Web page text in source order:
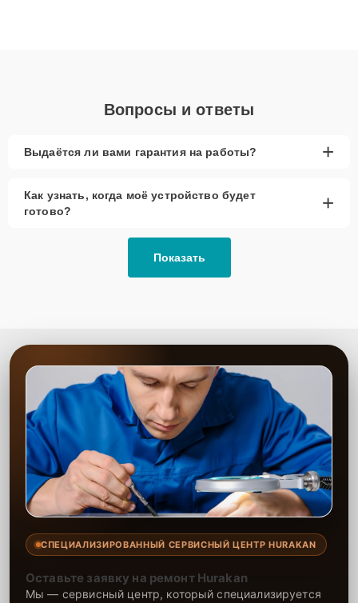
Вопросы и ответы
Выдаётся ли вами гарантия на работы? +
Как узнать, когда моё устройство будет
готово?
+
Показать
СПЕЦИАЛИЗИРОВАННЫЙ СЕРВИСНЫЙ ЦЕНТР HURAKAN
Оставьте заявку на ремонт Hurakan
Мы — сервисный центр, который специализируется